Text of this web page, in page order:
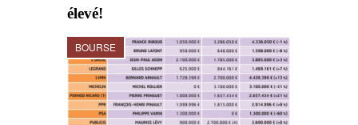
élevé!
BOURSE